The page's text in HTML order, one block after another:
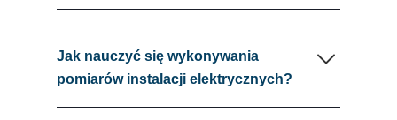
Jak nauczyć się wykonywania
pomiarów instalacji elektrycznych?